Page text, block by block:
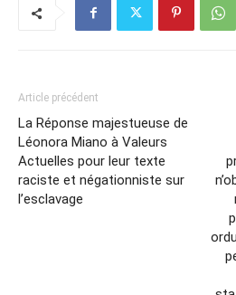
Article précédent
La Réponse majestueuse de
Léonora Miano à Valeurs
Actuelles pour leur texte
raciste et négationniste sur
l’esclavage